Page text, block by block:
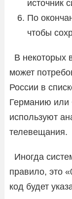
источник
По
чтобы
В некоторых
может
России в
Германию
используют
телевещания.
Иногда
правило, это
код будет